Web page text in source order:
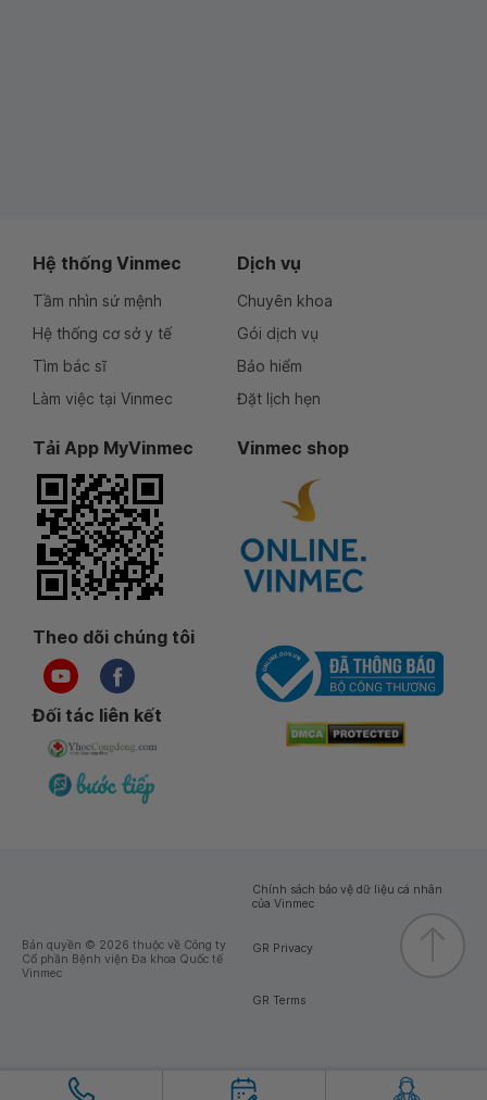
Hệ thống Vinmec
Tầm nhìn sứ mệnh
Hệ thống cơ sở y tế
Tìm bác sĩ
Làm việc tại Vinmec
Dịch vụ
Chuyên khoa
Gói dịch vụ
Bảo hiểm
Đặt lịch hẹn
Tải App MyVinmec Vinmec shop
Theo dõi chúng tôi
Đối tác liên kết
Bản quyền © 2026 thuộc về Công ty
Cổ phần Bệnh viện Đa khoa Quốc tế
Vinmec
Chính sách bảo vệ dữ liệu cá nhân
của Vinmec
GR Privacy
GR Terms